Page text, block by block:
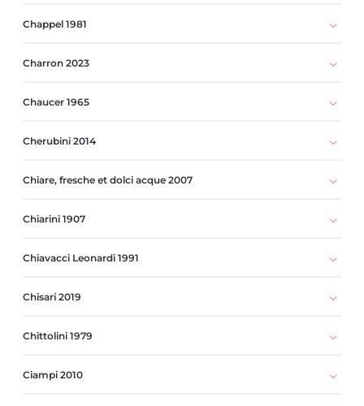
Chappel 1981
Charron 2023
Chaucer 1965
Cherubini 2014
Chiare, fresche et dolci acque 2007
Chiarini 1907
Chiavacci Leonardi 1991
Chisari 2019
Chittolini 1979
Ciampi 2010